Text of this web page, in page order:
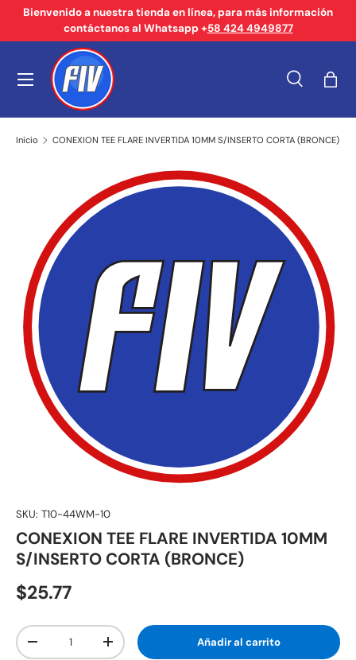
Ir al contenido
Bienvenido a nuestra tienda en línea, para más información
contáctanos al Whatsapp +58 424 4949877
Buscar
Tipo de producto
Buscar
Menú
Inicio CONEXION TEE FLARE INVERTIDA 10MM S/INSERTO CORTA (BRONCE)
SKU: T10-44WM-10
CONEXION TEE FLARE INVERTIDA 10MM
S/INSERTO CORTA (BRONCE)
$25.77
Cant.
-
+ Añadir al carrito